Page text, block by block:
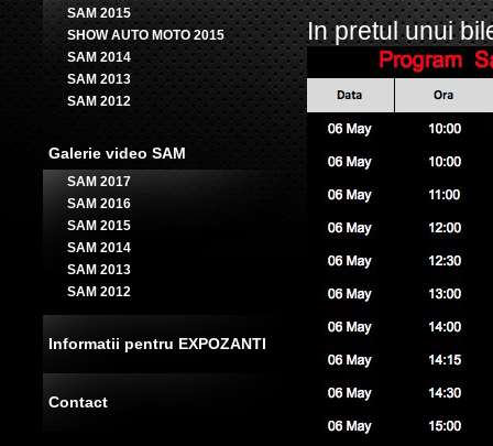
SAM 2015
SHOW AUTO MOTO 2015
SAM 2014
SAM 2013
SAM 2012
Galerie video SAM
SAM 2017
SAM 2016
SAM 2015
SAM 2014
SAM 2013
SAM 2012
Informatii pentru EXPOZANTI
Contact
In pretul unui